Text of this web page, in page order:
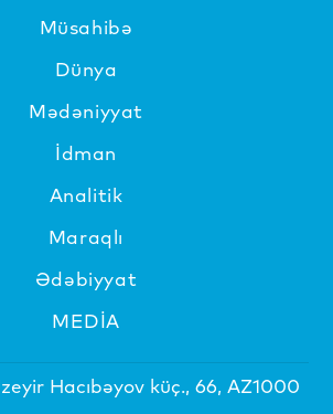
Müsahibə
Dünya
Mədəniyyat
İdman
Analitik
Maraqlı
Ədəbiyyat
MEDİA
Hacıbəyov küç., 66, AZ1000